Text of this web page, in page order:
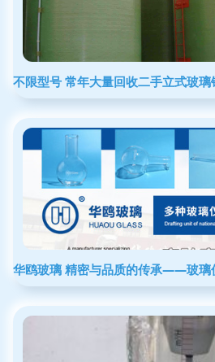
不限型号 常年大量回收二手立式玻璃
华鸥玻璃 精密与品质的传承——玻璃